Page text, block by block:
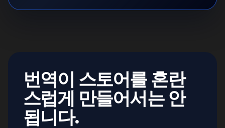
번역이 스토어를 혼란
스럽게 만들어서는 안
됩니다.